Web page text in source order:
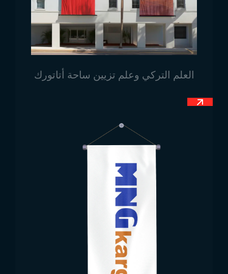
لجميع نماذجأعلام الدولواحتياجاتك الأخرى، يمكنك
التواصل مع Trend Bayrak.
العلم التركي وعلم تزيين ساحة أتاتورك